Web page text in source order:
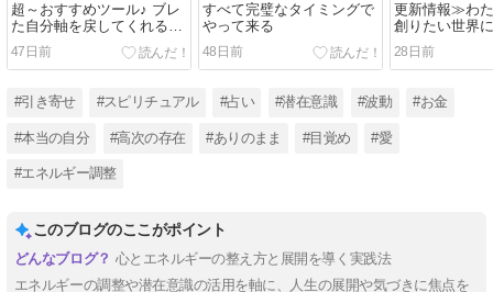
超～おすすめツール♪ ブレ
た自分軸を戻してくれる
♪゛いつも安心状態に戻る
コツ★
47日前
すべて完璧なタイミングで
やって来る
48日前
更新情報≫わ
創りたい世界
どん構築拡大
28日前
#引き寄せ #スピリチュアル #占い #潜在意識 #波動 #お金
#本当の自分 #高次の存在 #ありのまま #目覚め #愛
#エネルギー調整
このブログのここがポイント
心とエネルギーの整え方と展開を導く実践法
エネルギーの調整や潜在意識の活用を軸に、人生の展開や気づきに焦点を